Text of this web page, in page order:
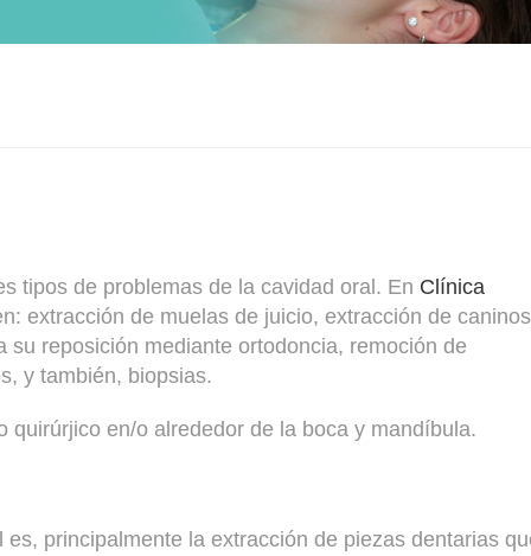
tipos de problemas de la cavidad oral. En Clínica
extracción de muelas de juicio, extracción de caninos
reposición mediante ortodoncia, remoción de
y también, biopsias.
en/o alrededor de la boca y mandíbula.
principalmente la extracción de piezas dentarias